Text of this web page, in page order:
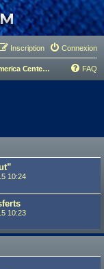
Connexion
Inscription
Copa America Centenario 2016 FAQ
10:24
10:23